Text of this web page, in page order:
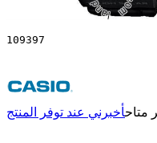
109397
متاحأخبرني عند توفر المنتج